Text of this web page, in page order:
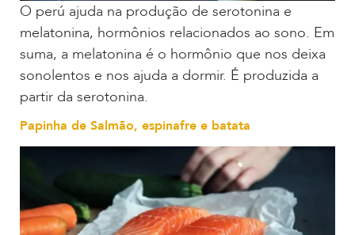
O perú ajuda na produção de serotonina e
melatonina, hormônios relacionados ao sono. Em
suma, a melatonina é o hormônio que nos deixa
sonolentos e nos ajuda a dormir. É produzida a
partir da serotonina.
Papinha de Salmão, espinafre e batata